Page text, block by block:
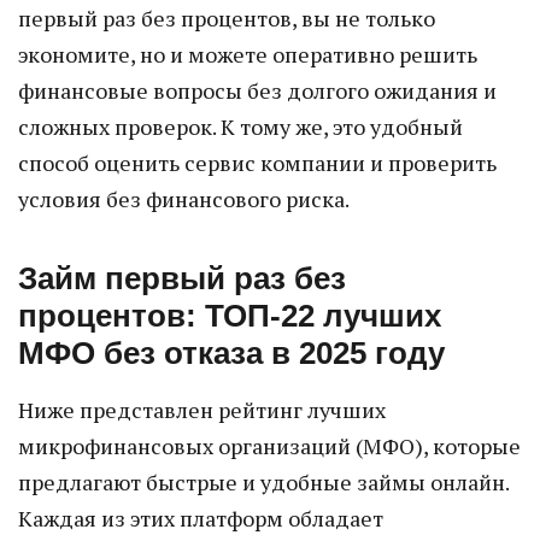
первый раз без процентов, вы не только
экономите, но и можете оперативно решить
финансовые вопросы без долгого ожидания и
сложных проверок. К тому же, это удобный
способ оценить сервис компании и проверить
условия без финансового риска.
Займ первый раз без
процентов: ТОП-22 лучших
МФО без отказа в 2025 году
Ниже представлен рейтинг лучших
микрофинансовых организаций (МФО), которые
предлагают быстрые и удобные займы онлайн.
Каждая из этих платформ обладает